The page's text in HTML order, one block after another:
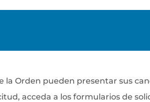
la Orden pueden presentar sus
acceda a los formularios de